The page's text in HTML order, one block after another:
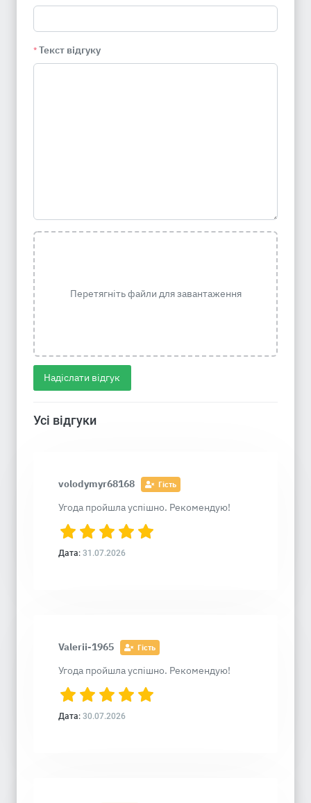
* Текст відгуку
Перетягніть файли для завантаження
Надіслати відгук
Усі відгуки
volodymyr68168 Гість
Угода пройшла успішно. Рекомендую!
Дата: 31.07.2026
Valerii-1965 Гість
Угода пройшла успішно. Рекомендую!
Дата: 30.07.2026